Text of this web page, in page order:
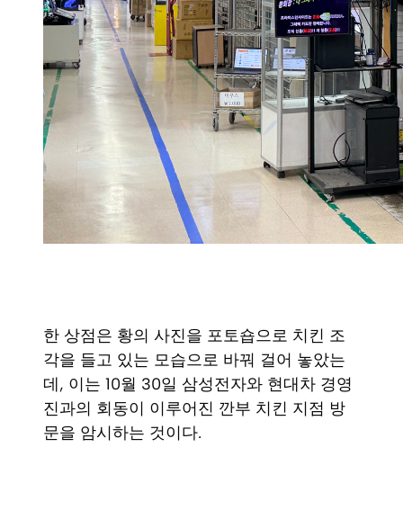
한 상점은 황의 사진을 포토숍으로 치킨 조
각을 들고 있는 모습으로 바꿔 걸어 놓았는
데, 이는 10월 30일 삼성전자와 현대차 경영
진과의 회동이 이루어진 깐부 치킨 지점 방
문을 암시하는 것이다.